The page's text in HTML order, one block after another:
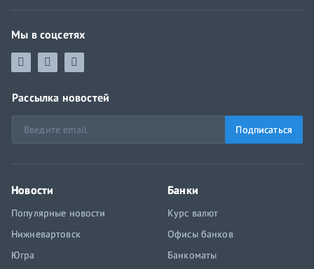
Мы в соцсетях
Рассылка новостей
Подписаться
Новости
Популярные новости
Нижневартовск
Югра
Банки
Курс валют
Офисы банков
Банкоматы